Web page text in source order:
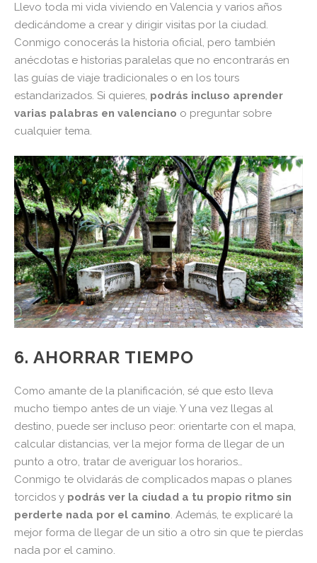
Llevo toda mi vida viviendo en Valencia y varios años
dedicándome a crear y dirigir visitas por la ciudad.
Conmigo conocerás la historia oficial, pero también
anécdotas e historias paralelas que no encontrarás en
las guías de viaje tradicionales o en los tours
estandarizados. Si quieres, podrás incluso aprender
varias palabras en valenciano o preguntar sobre
cualquier tema.
6. AHORRAR TIEMPO
Como amante de la planificación, sé que esto lleva
mucho tiempo antes de un viaje. Y una vez llegas al
destino, puede ser incluso peor: orientarte con el mapa,
calcular distancias, ver la mejor forma de llegar de un
punto a otro, tratar de averiguar los horarios…
Conmigo te olvidarás de complicados mapas o planes
torcidos y podrás ver la ciudad a tu propio ritmo sin
perderte nada por el camino. Además, te explicaré la
mejor forma de llegar de un sitio a otro sin que te pierdas
nada por el camino.